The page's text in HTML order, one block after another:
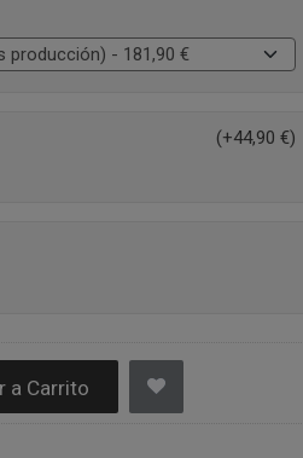
(+44,90 €)
a Carrito